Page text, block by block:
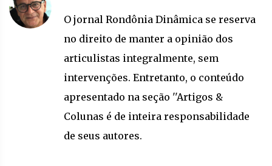
O jornal Rondônia Dinâmica se reserva
no direito de manter a opinião dos
articulistas integralmente, sem
intervenções. Entretanto, o conteúdo
apresentado na seção ''Artigos &
Colunas é de inteira responsabilidade
de seus autores.